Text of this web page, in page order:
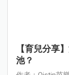
【育兒分享
池？